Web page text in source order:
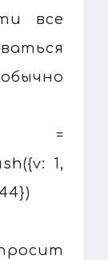
все
=
1,